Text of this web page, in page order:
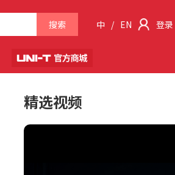
搜索 中 / EN 登录
精选视频